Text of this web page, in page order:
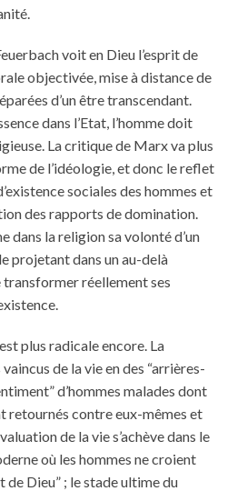
voit en Dieu l’esprit de
objectivée, mise à distance de
d’un être transcendant.
dans l’Etat, l’homme doit
La critique de Marx va plus
de l’idéologie, et donc le reflet
sociales des hommes et
des rapports de domination.
dans la religion sa volonté d’un
projetant dans un au-delà
transformer réellement ses
plus radicale encore. La
de la vie en des “arrières-
d’hommes malades dont
retournés contre eux-mêmes et
de la vie s’achève dans le
où les hommes ne croient
de Dieu” ; le stade ultime du